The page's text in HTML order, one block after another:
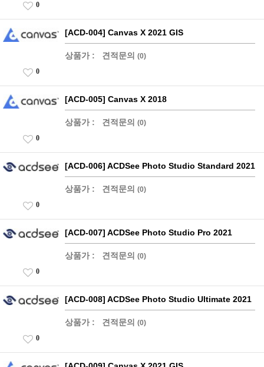
0
[ACD-004] Canvas X 2021 GIS
상품가 : 견적문의 (0)
0
[ACD-005] Canvas X 2018
상품가 : 견적문의 (0)
0
[ACD-006] ACDSee Photo Studio Standard 2021
상품가 : 견적문의 (0)
0
[ACD-007] ACDSee Photo Studio Pro 2021
상품가 : 견적문의 (0)
0
[ACD-008] ACDSee Photo Studio Ultimate 2021
상품가 : 견적문의 (0)
0